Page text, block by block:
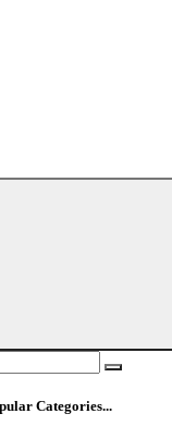
Categories...